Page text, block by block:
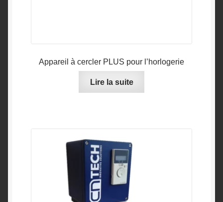
Appareil à cercler PLUS pour l’horlogerie
Lire la suite